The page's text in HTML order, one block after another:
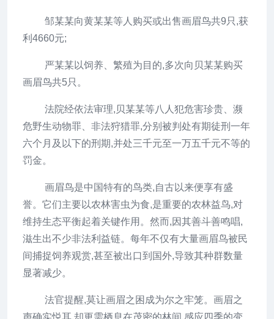
邹某某向黄某某等人购买或出售画眉鸟共9只,获
利4660元;
严某某以饲养、繁殖为目的,多次向贝某某购买
画眉鸟共5只。
法院经依法审理,贝某某等八人犯危害珍贵、濒
危野生动物罪、非法狩猎罪,分别被判处有期徒刑一年
六个月及以下的刑期,并处三千元至一万五千元不等的
罚金。
画眉鸟是中国特有的鸟类,自古以来便享有盛
誉。它们主要以农林害虫为食,是重要的农林益鸟,对
维持生态平衡起着关键作用。然而,因其善斗善鸣唱,
滋生出不少非法利益链。每年不仅有大量画眉鸟被民
间捕捉饲养观赏,甚至被出口到国外,导致其种群数量
显著减少。
法官提醒,莫让画眉之困成为尔之牢笼。画眉之
声确实悦耳,却更需栖息在茂密的林间,感应四季的变